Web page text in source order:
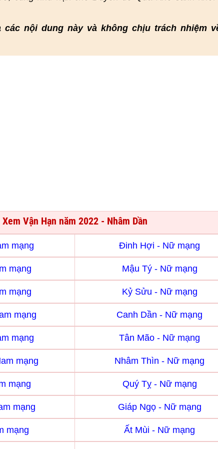
các nội dung này và không chịu trách nhiệm
Xem Vận Hạn năm 2022 - Nhâm Dần
mạng Đinh Hợi - Nữ mạng
mạng Mậu Tý - Nữ mạng
mạng Kỷ Sửu - Nữ mạng
mạng Canh Dần - Nữ mạng
mạng Tân Mão - Nữ mạng
mạng Nhâm Thìn - Nữ mạng
mạng Quý Tỵ - Nữ mạng
mạng Giáp Ngọ - Nữ mạng
mạng Ất Mùi - Nữ mạng